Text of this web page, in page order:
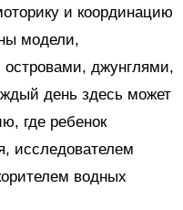
и координацию
модели,
островами, джунглями,
день здесь может
где ребенок
исследователем
водных